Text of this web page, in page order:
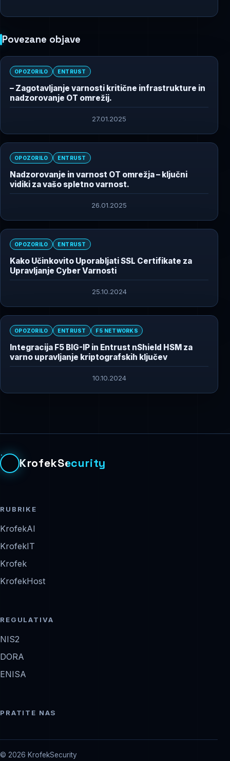
Povezane objave
OPOZORILO ENTRUST
– Zagotavljanje varnosti kritične infrastrukture in
nadzorovanje OT omrežij.
27.01.2025
OPOZORILO ENTRUST
Nadzorovanje in varnost OT omrežja – ključni
vidiki za vašo spletno varnost.
26.01.2025
OPOZORILO ENTRUST
Kako Učinkovito Uporabljati SSL Certifikate za
Upravljanje Cyber Varnosti
25.10.2024
OPOZORILO ENTRUST F5 NETWORKS
Integracija F5 BIG-IP in Entrust nShield HSM za
varno upravljanje kriptografskih ključev
10.10.2024
KrofekSecurity
RUBRIKE
KrofekAI
KrofekIT
Krofek
KrofekHost
REGULATIVA
NIS2
DORA
ENISA
PRATITE NAS
© 2026 KrofekSecurity